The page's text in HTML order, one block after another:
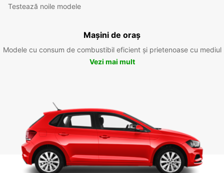
Testează noile modele
Mașini de oraș
Modele cu consum de combustibil eficient și prietenoase cu mediul
Vezi mai mult